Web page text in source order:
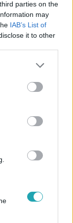
parties on the
may
IAB’s List of
it to other
more Google
may click to
party tags to
below Google
VIDEÓ
AUTIZMUS